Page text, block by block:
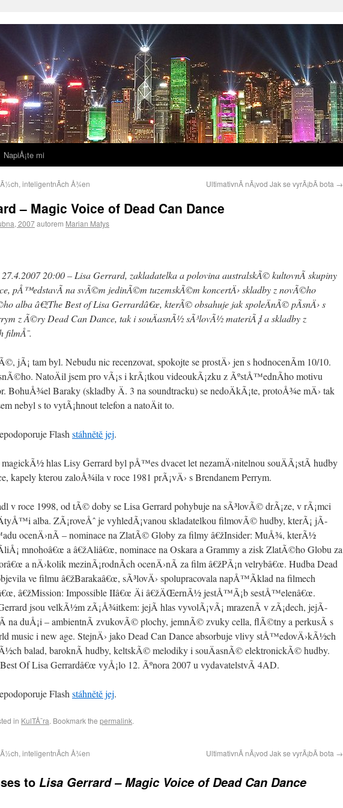
NapiÅ¡te mi
inteligentnÃ­ch Å¾en UltimativnÃ­ nÃ¡vod Jak se vyrÃ¡bÃ­ bota →
– Magic Voice of Dead Can Dance
2007autorem Marian Matys
20:00 – Lisa Gerrard, zakladatelka a polovina australskÃ© kultovnÃ­ skupiny
pÅ™edstavÃ­ na svÃ©m jedinÃ©m tuzemskÃ©m koncertÄ› skladby z novÃ©ho
alba â€žThe Best of Lisa Gerrardâ€œ, kterÃ© obsahuje jak spoleÄnÃ© pÃ­snÄ› s
z Ã©ry Dead Can Dance, tak i souÄasnÃ½ sÃ³lovÃ½ materiÃ¡l a skladby z
filmÅ¯.
jÃ¡ tam byl. Nebudu nic recenzovat, spokojte se prostÄ› jen s hodnocenÃ­m 10/10.
NatoÄil jsem pro vÃ¡s i krÃ¡tkou videoukÃ¡zku z ÃºstÅ™ednÃ­ho motivu
BohuÅ¾el Baraky (skladby Ä. 3 na soundtracku) se nedoÄkÃ¡te, protoÅ¾e mÄ› tak
nebyl s to vytÃ¡hnout telefon a natoÄit to.
Flash stáhnětě jej.
hlas Lisy Gerrard byl pÅ™es dvacet let nezamÄ›nitelnou souÄÃ¡stÃ­ hudby
kapely kterou zaloÅ¾ila v roce 1981 prÃ¡vÄ› s Brendanem Perrym.
v roce 1998, od tÃ© doby se Lisa Gerrard pohybuje na sÃ³lovÃ© drÃ¡ze, v rÃ¡mci
alba. ZÃ¡roveÅˆ je vyhledÃ¡vanou skladatelkou filmovÃ© hudby, kterÃ¡ jÃ­
ocenÄ›nÃ­ – nominace na ZlatÃ© Globy za filmy â€žInsider: MuÅ¾, kterÃ½
mnohoâ€œ a â€žAliâ€œ, nominace na Oskara a Grammy a zisk ZlatÃ©ho Globu za
a nÄ›kolik mezinÃ¡rodnÃ­ch ocenÄ›nÃ­ za film â€žPÃ¡n velrybâ€œ. Hudba Dead
ve filmu â€žBarakaâ€œ, sÃ³lovÄ› spolupracovala napÅ™Ã­klad na filmech
â€žMission: Impossible IIâ€œ Äi â€žÄŒernÃ½ jestÅ™Ã¡b sestÅ™elenâ€œ.
jsou velkÃ½m zÃ¡Å¾itkem: jejÃ­ hlas vyvolÃ¡vÃ¡ mrazenÃ­ v zÃ¡dech, jejÃ­
na duÅ¡i – ambientnÃ­ zvukovÃ© plochy, jemnÃ© zvuky cella, flÃ©tny a perkusÃ­ s
music i new age. StejnÄ› jako Dead Can Dance absorbuje vlivy stÅ™edovÄ›kÃ½ch
balad, baroknÃ­ hudby, keltskÃ© melodiky i souÄasnÃ© elektronickÃ© hudby.
Of Lisa Gerrardâ€œ vyÅ¡lo 12. Ãºnora 2007 u vydavatelstvÃ­ 4AD.
Flash stáhnětě jej.
in KulTÅ¯ra. Bookmark the permalink.
inteligentnÃ­ch Å¾en UltimativnÃ­ nÃ¡vod Jak se vyrÃ¡bÃ­ bota →
to Lisa Gerrard – Magic Voice of Dead Can Dance